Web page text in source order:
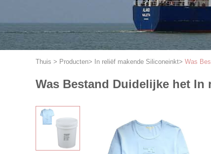
Thuis > Producten> In reliëf makende Siliconeinkt> Was
Was Bestand Duidelijke het